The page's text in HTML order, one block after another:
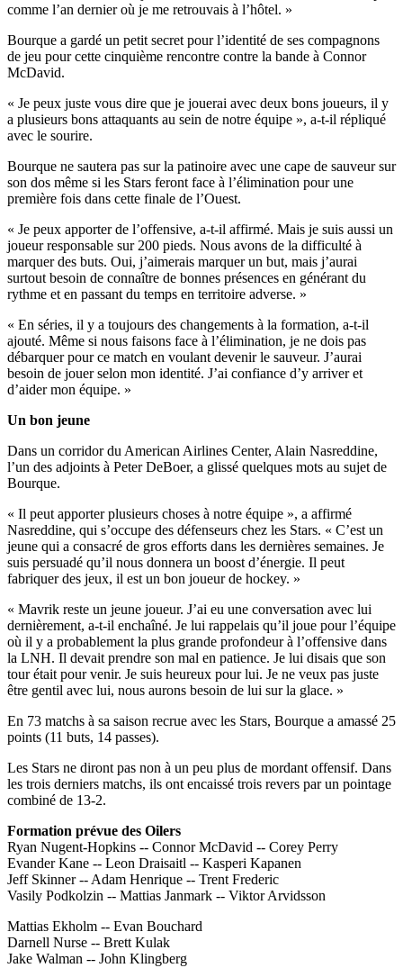
comme l’an dernier où je me retrouvais à l’hôtel. »
Bourque a gardé un petit secret pour l’identité de ses compagnons
de jeu pour cette cinquième rencontre contre la bande à Connor
McDavid.
« Je peux juste vous dire que je jouerai avec deux bons joueurs, il y
a plusieurs bons attaquants au sein de notre équipe », a-t-il répliqué
avec le sourire.
Bourque ne sautera pas sur la patinoire avec une cape de sauveur sur
son dos même si les Stars feront face à l’élimination pour une
première fois dans cette finale de l’Ouest.
« Je peux apporter de l’offensive, a-t-il affirmé. Mais je suis aussi un
joueur responsable sur 200 pieds. Nous avons de la difficulté à
marquer des buts. Oui, j’aimerais marquer un but, mais j’aurai
surtout besoin de connaître de bonnes présences en générant du
rythme et en passant du temps en territoire adverse. »
« En séries, il y a toujours des changements à la formation, a-t-il
ajouté. Même si nous faisons face à l’élimination, je ne dois pas
débarquer pour ce match en voulant devenir le sauveur. J’aurai
besoin de jouer selon mon identité. J’ai confiance d’y arriver et
d’aider mon équipe. »
Un bon jeune
Dans un corridor du American Airlines Center, Alain Nasreddine,
l’un des adjoints à Peter DeBoer, a glissé quelques mots au sujet de
Bourque.
« Il peut apporter plusieurs choses à notre équipe », a affirmé
Nasreddine, qui s’occupe des défenseurs chez les Stars. « C’est un
jeune qui a consacré de gros efforts dans les dernières semaines. Je
suis persuadé qu’il nous donnera un boost d’énergie. Il peut
fabriquer des jeux, il est un bon joueur de hockey. »
« Mavrik reste un jeune joueur. J’ai eu une conversation avec lui
dernièrement, a-t-il enchaîné. Je lui rappelais qu’il joue pour l’équipe
où il y a probablement la plus grande profondeur à l’offensive dans
la LNH. Il devait prendre son mal en patience. Je lui disais que son
tour était pour venir. Je suis heureux pour lui. Je ne veux pas juste
être gentil avec lui, nous aurons besoin de lui sur la glace. »
En 73 matchs à sa saison recrue avec les Stars, Bourque a amassé 25
points (11 buts, 14 passes).
Les Stars ne diront pas non à un peu plus de mordant offensif. Dans
les trois derniers matchs, ils ont encaissé trois revers par un pointage
combiné de 13-2.
Formation prévue des Oilers
Ryan Nugent-Hopkins -- Connor McDavid -- Corey Perry
Evander Kane -- Leon Draisaitl -- Kasperi Kapanen
Jeff Skinner -- Adam Henrique -- Trent Frederic
Vasily Podkolzin -- Mattias Janmark -- Viktor Arvidsson
Mattias Ekholm -- Evan Bouchard
Darnell Nurse -- Brett Kulak
Jake Walman -- John Klingberg